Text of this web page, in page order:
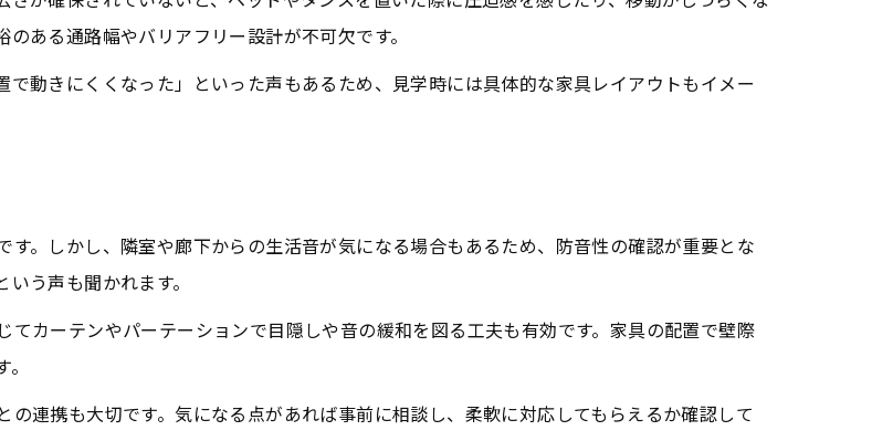
を高める個室配置アイデア集
ーム個室の費用と配置バランスを考える
ーム個室費用の内訳と選び方のポイント
ある通路幅やバリアフリー設計が不可欠です。
動きにくくなった」といった声もあるため、見学時には具体的な家具レイアウトもイメー
。しかし、隣室や廊下からの生活音が気になる場合もあるため、防音性の確認が重要とな
う声も聞かれます。
カーテンやパーテーションで目隠しや音の緩和を図る工夫も有効です。家具の配置で壁際
連携も大切です。気になる点があれば事前に相談し、柔軟に対応してもらえるか確認して